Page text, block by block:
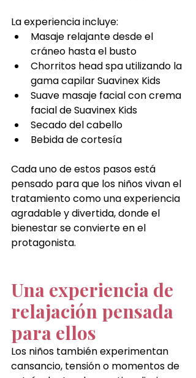
La experiencia incluye:
Masaje relajante desde el
cráneo hasta el busto
Chorritos head spa utilizando la
gama capilar Suavinex Kids
Suave masaje facial con crema
facial de Suavinex Kids
Secado del cabello
Bebida de cortesía
Cada uno de estos pasos está
pensado para que los niños vivan el
tratamiento como una experiencia
agradable y divertida, donde el
bienestar se convierte en el
protagonista.
Una experiencia de
relajación pensada
para ellos
Los niños también experimentan
cansancio, tensión o momentos de